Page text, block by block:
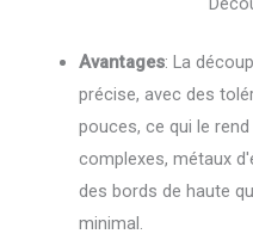
Avantages: La
précise, avec des
pouces, ce qui le
complexes, métaux
des bords de haute
minimal.